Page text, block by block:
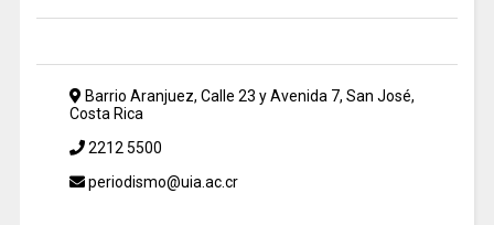
Barrio Aranjuez, Calle 23 y Avenida 7, San José,
Costa Rica
2212 5500
periodismo@uia.ac.cr